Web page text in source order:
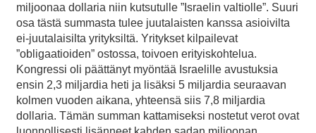
miljoonaa dollaria niin kutsutulle ”Israelin valtiolle”. Suuri
osa tästä summasta tulee juutalaisten kanssa asioivilta
ei-juutalaisilta yrityksiltä. Yritykset kilpailevat
”obligaatioiden” ostossa, toivoen erityiskohtelua.
Kongressi oli päättänyt myöntää Israelille avustuksia
ensin 2,3 miljardia heti ja lisäksi 5 miljardia seuraavan
kolmen vuoden aikana, yhteensä siis 7,8 miljardia
dollaria. Tämän summan kattamiseksi nostetut verot ovat